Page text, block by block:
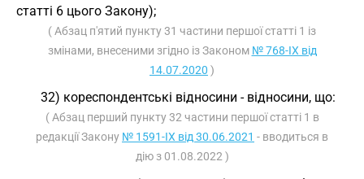
статті 6 цього Закону);
( Абзац п'ятий пункту 31 частини першої статті 1 із
змінами, внесеними згідно із Законом № 768-IX від
14.07.2020 )
32) кореспондентські відносини - відносини, що:
( Абзац перший пункту 32 частини першої статті 1 в
редакції Закону № 1591-IX від 30.06.2021 - вводиться в
дію з 01.08.2022 )